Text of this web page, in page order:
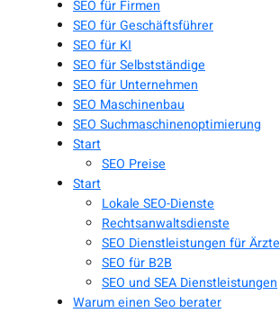
SEO für Firmen
SEO für Geschäftsführer
SEO für KI
SEO für Selbstständige
SEO für Unternehmen
SEO Maschinenbau
SEO Suchmaschinenoptimierung
Start
SEO Preise
Start
Lokale SEO-Dienste
Rechtsanwaltsdienste
SEO Dienstleistungen für Ärzte
SEO für B2B
SEO und SEA Dienstleistungen
Warum einen Seo berater